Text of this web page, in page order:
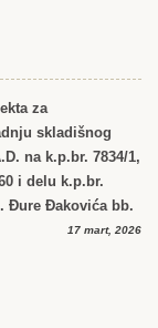
za
skladišnog
na k.p.br. 7834/1,
i delu k.p.br.
Đure Đakovića bb.
17 mart, 2026